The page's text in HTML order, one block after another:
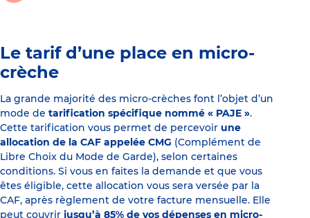
Le tarif d’une place en micro-
crèche
La grande majorité des micro-crèches font l’objet d’un
mode de tarification spécifique nommé « PAJE ».
Cette tarification vous permet de percevoir une
allocation de la CAF appelée CMG (Complément de
Libre Choix du Mode de Garde), selon certaines
conditions. Si vous en faites la demande et que vous
êtes éligible, cette allocation vous sera versée par la
CAF, après règlement de votre facture mensuelle. Elle
peut couvrir jusqu’à 85% de vos dépenses en micro-